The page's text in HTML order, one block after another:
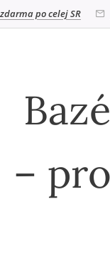
po celej SR
–